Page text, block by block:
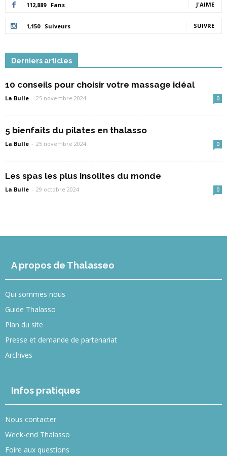
112,889 Fans J'AIME
1,150 Suiveurs SUIVRE
Derniers articles
10 conseils pour choisir votre massage idéal
La Bulle - 25 novembre 2024 0
5 bienfaits du pilates en thalasso
La Bulle - 25 novembre 2024 0
Les spas les plus insolites du monde
La Bulle - 29 octobre 2024 0
A propos de Thalasseo
Qui sommes nous
Guide Thalasso
Plan du site
Presse et demande de partenariat
Archives
Infos pratiques
Nous contacter
Week-end Thalasso
Foire aux questions